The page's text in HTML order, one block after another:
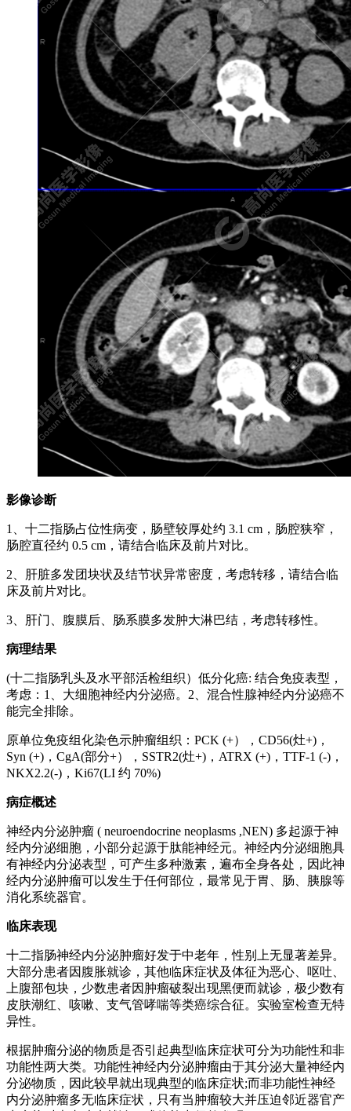
影像诊断
1、十二指肠占位性病变，肠壁较厚处约 3.1 cm，肠腔狭窄，
肠腔直径约 0.5 cm，请结合临床及前片对比。
2、肝脏多发团块状及结节状异常密度，考虑转移，请结合临
床及前片对比。
3、肝门、腹膜后、肠系膜多发肿大淋巴结，考虑转移性。
病理结果
(十二指肠乳头及水平部活检组织）低分化癌: 结合免疫表型，
考虑：1、大细胞神经内分泌癌。2、混合性腺神经内分泌癌不
能完全排除。
原单位免疫组化染色示肿瘤组织：PCK (+），CD56(灶+)，
Syn (+)，CgA(部分+），SSTR2(灶+)，ATRX (+)，TTF-1 (-)，
NKX2.2(-)，Ki67(LI 约 70%)
病症概述
神经内分泌肿瘤 ( neuroendocrine neoplasms ,NEN) 多起源于神
经内分泌细胞，小部分起源于肽能神经元。神经内分泌细胞具
有神经内分泌表型，可产生多种激素，遍布全身各处，因此神
经内分泌肿瘤可以发生于任何部位，最常见于胃、肠、胰腺等
消化系统器官。
临床表现
十二指肠神经内分泌肿瘤好发于中老年，性别上无显著差异。
大部分患者因腹胀就诊，其他临床症状及体征为恶心、呕吐、
上腹部包块，少数患者因肿瘤破裂出现黑便而就诊，极少数有
皮肤潮红、咳嗽、支气管哮喘等类癌综合征。实验室检查无特
异性。
根据肿瘤分泌的物质是否引起典型临床症状可分为功能性和非
功能性两大类。功能性神经内分泌肿瘤由于其分泌大量神经内
分泌物质，因此较早就出现典型的临床症状;而非功能性神经
内分泌肿瘤多无临床症状，只有当肿瘤较大并压迫邻近器官产